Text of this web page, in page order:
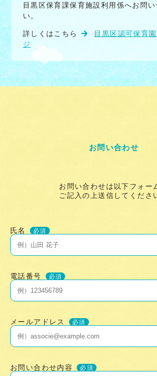
目黒区保育課保育施設利用係へお問い
い。
詳しくはこちら
目黒区認可保育
ジ
お問い合わせ
お問い合わせは以下フォー
ご記入の上送信してくださ
氏名 必須
電話番号 必須
メールアドレス 必須
お問い合わせ内容 必須